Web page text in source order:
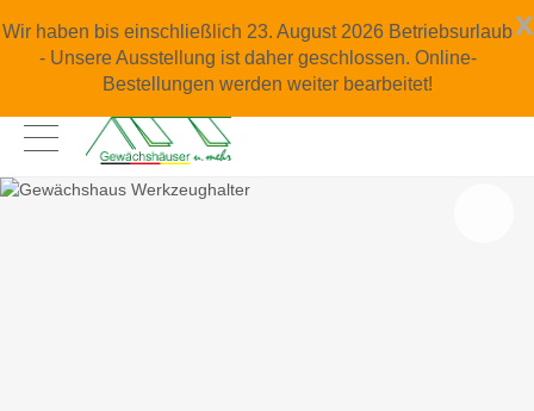
x
Wir haben bis einschließlich 23. August 2026 Betriebsurlaub
- Unsere Ausstellung ist daher geschlossen. Online-
Bestellungen werden weiter bearbeitet!